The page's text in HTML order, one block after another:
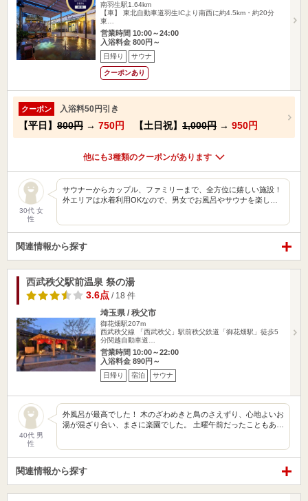
南羽生駅1.64km
【車】 東北自動車道羽生ICより南西に約4.5km・約20分
東…
営業時間 10:00～24:00
入浴料金 800円～
日帰り サウナ
クーポンあり
クーポン 入浴料50円引き
【平日】 800円 → 750円 【土日祝】 1,000円 → 950円
他にも3種類のクーポンがあります
30代 女
性
サウナーからカップル、ファミリーまで、全方位に嬉しい施設！
外エリアは水着利用OKなので、男女でお風呂やサウナを楽し…
関連情報から探す
西武秩父駅前温泉 祭の湯
3.6点 / 18 件
埼玉県 / 秩父市
御花畑駅207m
西武秩父線 「西武秩父」駅前秩父鉄道「御花畑駅」徒歩5
分関越自動車道…
営業時間 10:00～22:00
入浴料金 890円～
日帰り 宿泊 サウナ
40代 男
性
外風呂が最高でした！ 木のざわめきと鳥のさえずり、心地よいお
湯が混ざり合い、まさに楽園でした。 土曜午前だったこともあ…
関連情報から探す